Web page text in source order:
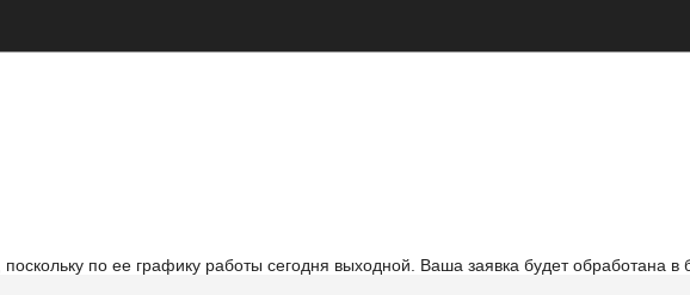
по ее графику работы сегодня выходной. Ваша заявка будет обработана в